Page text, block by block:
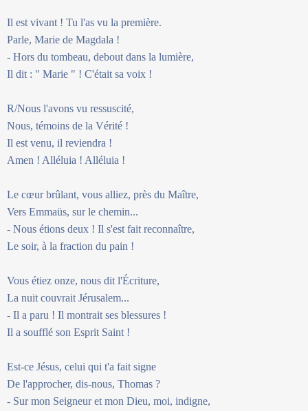
Il est vivant ! Tu l'as vu la première.
Parle, Marie de Magdala !
- Hors du tombeau, debout dans la lumière,
Il dit : " Marie " ! C'était sa voix !
R/Nous l'avons vu ressuscité,
Nous, témoins de la Vérité !
Il est venu, il reviendra !
Amen ! Alléluia ! Alléluia !
Le cœur brûlant, vous alliez, près du Maître,
Vers Emmaüs, sur le chemin...
- Nous étions deux ! Il s'est fait reconnaître,
Le soir, à la fraction du pain !
Vous étiez onze, nous dit l'Écriture,
La nuit couvrait Jérusalem...
- Il a paru ! Il montrait ses blessures !
Il a soufflé son Esprit Saint !
Est-ce Jésus, celui qui t'a fait signe
De l'approcher, dis-nous, Thomas ?
- Sur mon Seigneur et mon Dieu, moi, indigne,